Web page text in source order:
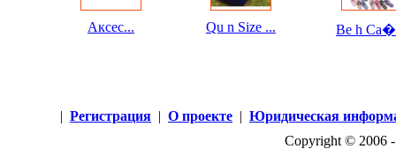
Аксес... Qu n Size ... Be h
| Регистрация | О проекте | Юридическая
Copyright © 2006